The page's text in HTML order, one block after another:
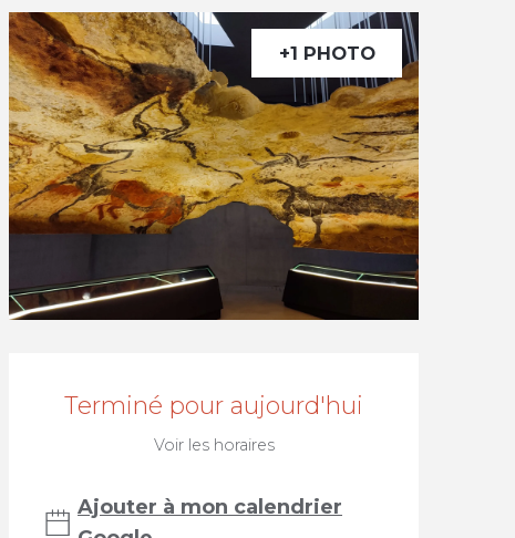
+1 PHOTO
Ouverture et
Terminé pour aujourd'hui
Voir les horaires
Ajouter à mon calendrier